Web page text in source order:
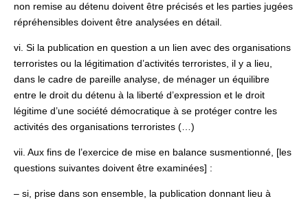
non remise au détenu doivent être précisés et les parties jugées
répréhensibles doivent être analysées en détail.
vi. Si la publication en question a un lien avec des organisations
terroristes ou la légitimation d’activités terroristes, il y a lieu,
dans le cadre de pareille analyse, de ménager un équilibre
entre le droit du détenu à la liberté d’expression et le droit
légitime d’une société démocratique à se protéger contre les
activités des organisations terroristes (…)
vii. Aux fins de l’exercice de mise en balance susmentionné, [les
questions suivantes doivent être examinées] :
– si, prise dans son ensemble, la publication donnant lieu à